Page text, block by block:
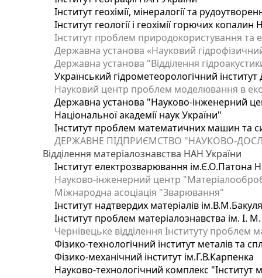
Інститут геохімії, мінералогії та
Інститут геології і геохімії горючих
Інститут проблем природокористування та
Державна установа «Науковий
Державна установа "Відділення
Український гідрометеорологічний
Науковий центр проблем моделювання в
Державна установа "Науково-інженерний
Національної академії наук України"
Інститут проблем математичних машин та
ДЕРЖАВНЕ ПІДПРИЄМСТВО "НАУКОВО-
Відділення матеріалознавства НАН України
Інститут електрозварювання ім.Є.О.Патона
Науково-інженерний центр
Міжнародна асоціація "Зварювання"
Інститут надтвердих матеріалів
Інститут проблем матеріалознавства ім. І.
Чернівецьке відділення Інституту проблем
Фізико-технологічний інститут металів та
Фізико-механічний інститут ім.Г.В.Карпенка
Науково-технологічний комплекс "Інститут